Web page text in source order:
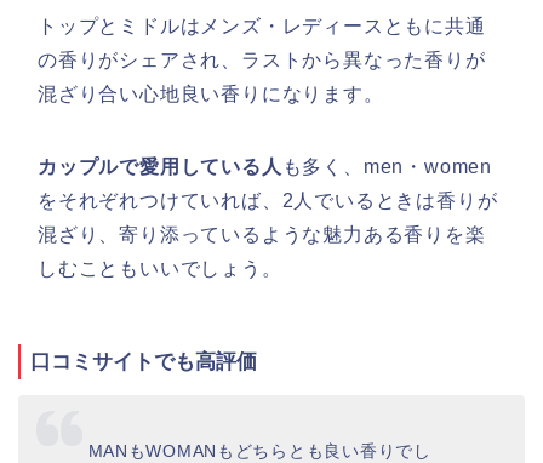
トップとミドルはメンズ・レディースともに共通
の香りがシェアされ、ラストから異なった香りが
混ざり合い心地良い香りになります。
カップルで愛用している人 も多く、men・women
をそれぞれつけていれば、2人でいるときは香りが
混ざり、寄り添っているような魅力ある香りを楽
しむこともいいでしょう。
口コミサイトでも高評価
MANもWOMANもどちらとも良い香りでし